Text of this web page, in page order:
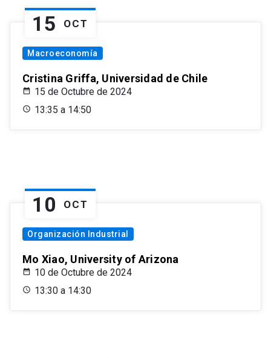
15 OCT
Macroeconomía
Cristina Griffa, Universidad de Chile
15 de Octubre de 2024
13:35 a 14:50
10 OCT
Organización Industrial
Mo Xiao, University of Arizona
10 de Octubre de 2024
13:30 a 14:30